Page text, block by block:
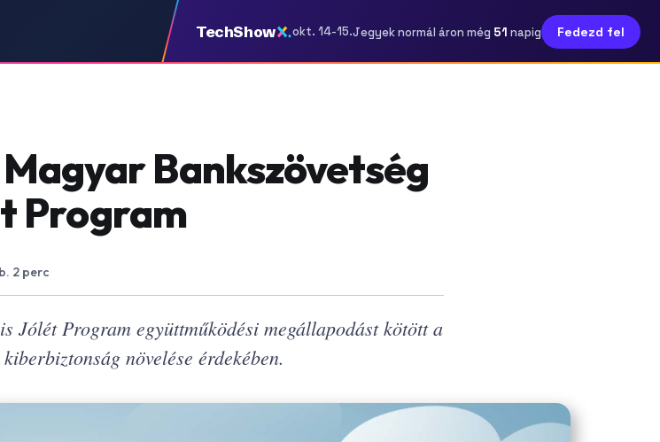
TechShow okt. 14-15.Jegyek normál áron még 51 napig Fedezd fel
Bankszövetség
Program
2 perc
Jólét Program együttműködési megállapodást kötött a
növelése érdekében.